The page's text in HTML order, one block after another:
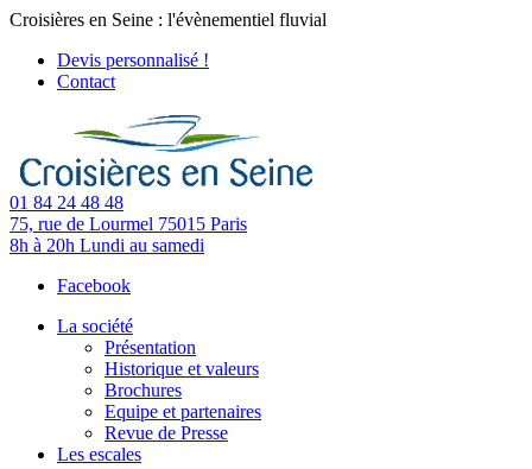
Croisières en Seine : l'évènementiel fluvial
Devis personnalisé !
Contact
01 84 24 48 48
75, rue de Lourmel 75015 Paris
8h à 20h Lundi au samedi
Facebook
La société
Présentation
Historique et valeurs
Brochures
Equipe et partenaires
Revue de Presse
Les escales